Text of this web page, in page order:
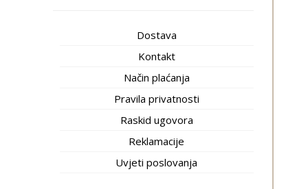
Dostava
Kontakt
Način plaćanja
Pravila privatnosti
Raskid ugovora
Reklamacije
Uvjeti poslovanja